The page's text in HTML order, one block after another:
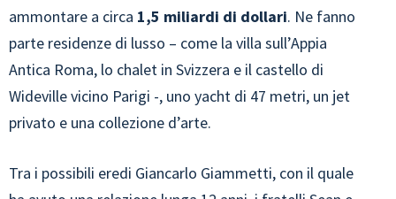
ammontare a circa 1,5 miliardi di dollari. Ne fanno
parte residenze di lusso – come la villa sull’Appia
Antica Roma, lo chalet in Svizzera e il castello di
Wideville vicino Parigi -, uno yacht di 47 metri, un jet
privato e una collezione d’arte.
Tra i possibili eredi Giancarlo Giammetti, con il quale